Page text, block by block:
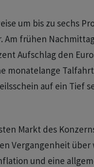
um bis zu sechs
Am frühen
Aufschlag den
monatelange
auf ein Tief
Markt des
Vergangenheit
und eine